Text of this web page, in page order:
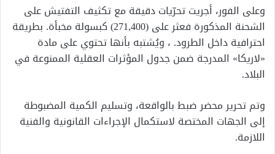
وعلى الفور، أجريت تحرّيات دقيقة مع تكثيف التفتيش على
الشحنة المذكورة فعثر على (271,400) كبسولة مخبأة. بطريقة
احترافية داخل الطرود. ، ويُشتبه بأنها تحتوي على مادة
«لاريكا» المدرجة ضمن جدول المؤثرات العقلية الممنوعة في
البلاد.
وتم تحرير محضر ضبط بالواقعة، وتسليم الكمية المضبوطة
إلى الجهات المختصة لاستكمال الإجراءات القانونية والفنية
اللازمة.